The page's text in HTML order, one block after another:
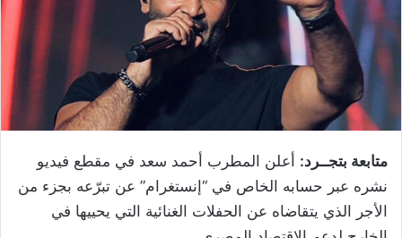
متابعة بتجــرد: أعلن المطرب أحمد سعد في مقطع فيديو
نشره عبر حسابه الخاص في “إنستغرام” عن تبرّعه بجزء من
الأجر الذي يتقاضاه عن الحفلات الغنائية التي يحييها في